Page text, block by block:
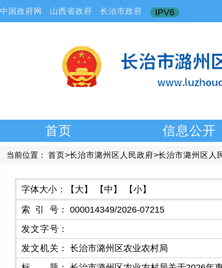
中国政府网 山西省政府 长治市政府 IPV6
首页 信息公开
当前位置： 首页>长治市潞州区人民政府>长治市潞州区人
字体大小： 【大】 【中】 【小】
索引号 ：
000014349/2026-07215
发文字号 ：
发文机关 ：
长治市潞州区农业农村局